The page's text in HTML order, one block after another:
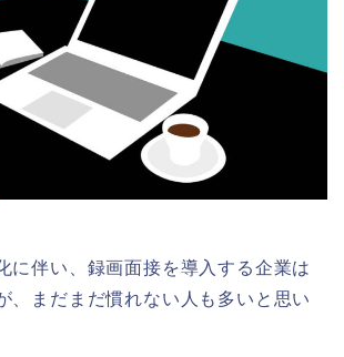
に伴い、録画面接を導入する企業は
、まだまだ慣れない人も多いと思い